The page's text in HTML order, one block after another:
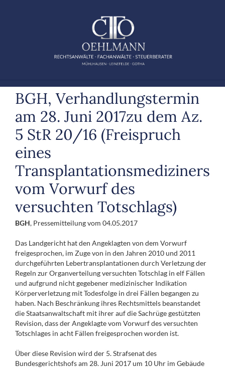
BGH, Verhandlungstermin
am 28. Juni 2017zu dem Az.
5 StR 20/16 (Freispruch
eines
Transplantationsmediziners
vom Vorwurf des
versuchten Totschlags)
BGH, Pressemitteilung vom 04.05.2017
Das Landgericht hat den Angeklagten von dem Vorwurf
freigesprochen, im Zuge von in den Jahren 2010 und 2011
durchgeführten Lebertransplantationen durch Verletzung der
Regeln zur Organverteilung versuchten Totschlag in elf Fällen
und aufgrund nicht gegebener medizinischer Indikation
Körperverletzung mit Todesfolge in drei Fällen begangen zu
haben. Nach Beschränkung ihres Rechtsmittels beanstandet
die Staatsanwaltschaft mit ihrer auf die Sachrüge gestützten
Revision, dass der Angeklagte vom Vorwurf des versuchten
Totschlages in acht Fällen freigesprochen worden ist.
Über diese Revision wird der 5. Strafsenat des
Bundesgerichtshofs am 28. Juni 2017 um 10 Uhr im Gebäude